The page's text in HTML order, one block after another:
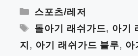
Categories
스포츠/레저
Tags
돌아기 래쉬가드, 아기
지 , 아기 래쉬가드 블루, 아